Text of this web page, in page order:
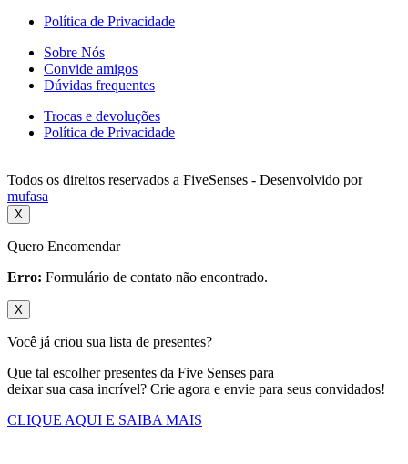
Política de Privacidade
Sobre Nós
Convide amigos
Dúvidas frequentes
Trocas e devoluções
Política de Privacidade
Todos os direitos reservados a FiveSenses - Desenvolvido por
mufasa
X
Quero Encomendar
Erro: Formulário de contato não encontrado.
X
Você já criou sua lista de presentes?
Que tal escolher presentes da Five Senses para
deixar sua casa incrível? Crie agora e envie para seus convidados!
CLIQUE AQUI E SAIBA MAIS